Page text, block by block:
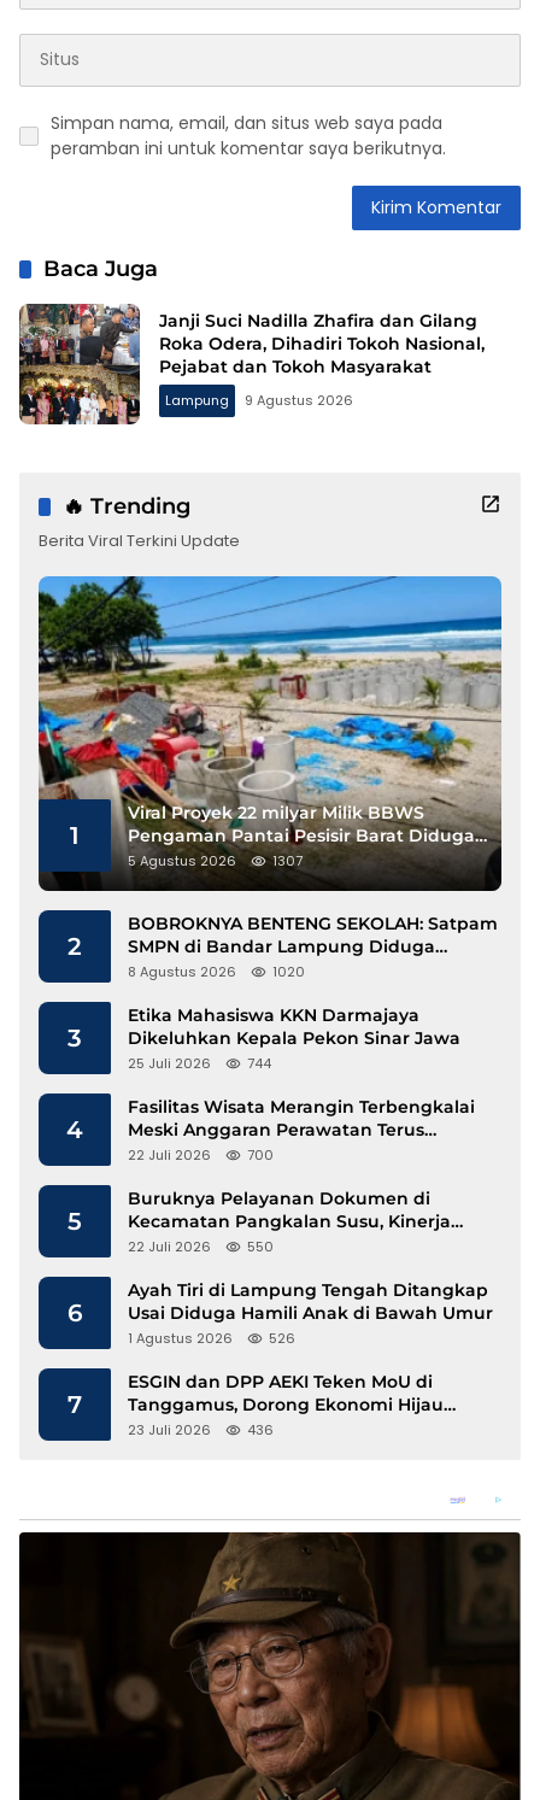
Simpan nama, email, dan situs web saya pada
peramban ini untuk komentar saya berikutnya.
Baca Juga
Janji Suci Nadilla Zhafira dan Gilang
Roka Odera, Dihadiri Tokoh Nasional,
Pejabat dan Tokoh Masyarakat
Lampung 9 Agustus 2026
🔥 Trending
Berita Viral Terkini Update
1
Viral Proyek 22 milyar Milik BBWS
Pengaman Pantai Pesisir Barat Diduga
Gunakan Besi Banci
5 Agustus 2026 1307
2
BOBROKNYA BENTENG SEKOLAH: Satpam
SMPN di Bandar Lampung Diduga
Lecehkan Siswi
8 Agustus 2026 1020
3
Etika Mahasiswa KKN Darmajaya
Dikeluhkan Kepala Pekon Sinar Jawa
25 Juli 2026 744
4
Fasilitas Wisata Merangin Terbengkalai
Meski Anggaran Perawatan Terus
Mengalir
22 Juli 2026 700
5
Buruknya Pelayanan Dokumen di
Kecamatan Pangkalan Susu, Kinerja
Disdukcapil Langkat Disorot
22 Juli 2026 550
6
Ayah Tiri di Lampung Tengah Ditangkap
Usai Diduga Hamili Anak di Bawah Umur
1 Agustus 2026 526
7
ESGIN dan DPP AEKI Teken MoU di
Tanggamus, Dorong Ekonomi Hijau
Berbasis Kopi dan Perdagangan Karbon
23 Juli 2026 436